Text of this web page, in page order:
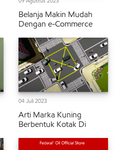
Belanja Makin Mudah
Dengan e-Commerce
04 Juli 2023
Arti Marka Kuning
Berbentuk Kotak Di